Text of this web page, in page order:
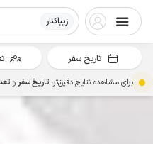
زیباکنار
تاریخ سفر
برای مشاهده نتایج دقیق‌تر، تاریخ سفرو